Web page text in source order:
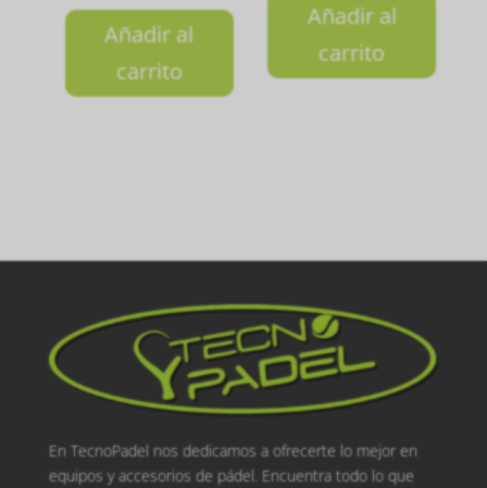
Añadir al
carrito
Añadir al
carrito
En TecnoPadel nos dedicamos a ofrecerte lo mejor en
equipos y accesorios de pádel. Encuentra todo lo que